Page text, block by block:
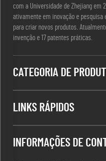
com a Universidade de Zhejiang em
ativamente em inovação e
para criar novos produtos.
invenção e 17 patentes práticas.
CATEGORIA DE
LINKS RÁPIDOS
INFORMAÇÕES DE